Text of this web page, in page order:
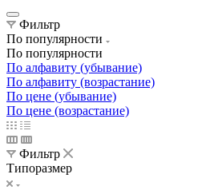
Фильтр
По популярности
По популярности
По алфавиту (убывание)
По алфавиту (возрастание)
По цене (убывание)
По цене (возрастание)
Фильтр
Типоразмер